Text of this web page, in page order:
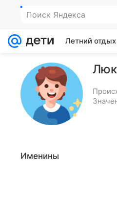
Поиск Яндекса
Летний отдых
Люк
Именины